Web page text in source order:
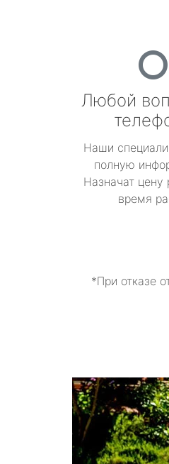
Любой
Наши
полную
Назначат цену
время
*При отказе